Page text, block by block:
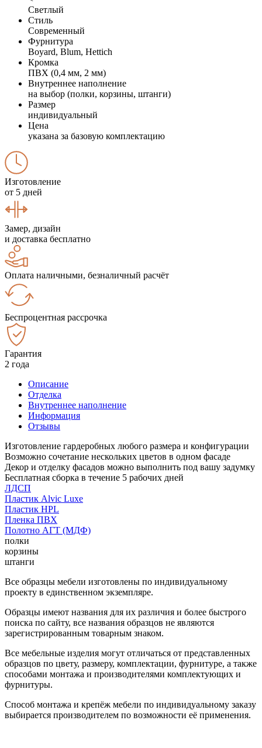
Светлый
Стиль
Современный
Фурнитура
Boyard, Blum, Hettich
Кромка
ПВХ (0,4 мм, 2 мм)
Внутреннее наполнение
на выбор (полки, корзины, штанги)
Размер
индивидуальный
Цена
указана за базовую комплектацию
Изготовление
от 5 дней
Замер, дизайн
и доставка бесплатно
Оплата наличными, безналичный расчёт
Беспроцентная рассрочка
Гарантия
2 года
Описание
Отделка
Внутреннее наполнение
Информация
Отзывы
Изготовление гардеробных любого размера и конфигурации
Возможно сочетание нескольких цветов в одном фасаде
Декор и отделку фасадов можно выполнить под вашу задумку
Бесплатная сборка в течение 5 рабочих дней
ЛДСП
Пластик Alvic Luxe
Пластик HPL
Пленка ПВХ
Полотно АГТ (МДФ)
полки
корзины
штанги
Все образцы мебели изготовлены по индивидуальному
проекту в единственном экземпляре.
Образцы имеют названия для их различия и более быстрого
поиска по сайту, все названия образцов не являются
зарегистрированным товарным знаком.
Все мебельные изделия могут отличаться от представленных
образцов по цвету, размеру, комплектации, фурнитуре, а также
способами монтажа и производителями комплектующих и
фурнитуры.
Способ монтажа и крепёж мебели по индивидуальному заказу
выбирается производителем по возможности её применения.